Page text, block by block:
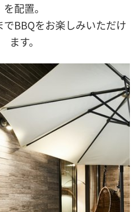
を配置。
BBQをお楽しみいただけ
ます。